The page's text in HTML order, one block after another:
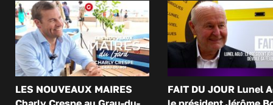
LES NOUVEAUX MAIRES
FAIT DU JOUR Lunel